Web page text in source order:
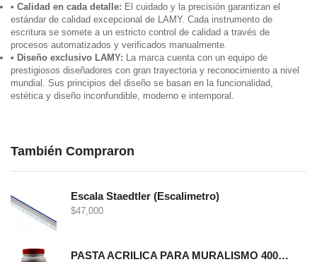
• Calidad en cada detalle: El cuidado y la precisión garantizan el
estándar de calidad excepcional de LAMY. Cada instrumento de
escritura se somete a un estricto control de calidad a través de
procesos automatizados y verificados manualmente.
• Diseño exclusivo LAMY: La marca cuenta con un equipo de
prestigiosos diseñadores con gran trayectoria y reconocimiento a nivel
mundial. Sus principios del diseño se basan en la funcionalidad,
estética y diseño inconfundible, moderno e intemporal.
También Compraron
Escala Staedtler (Escalimetro)
$47,000
PASTA ACRILICA PARA MURALISMO 400 GRS